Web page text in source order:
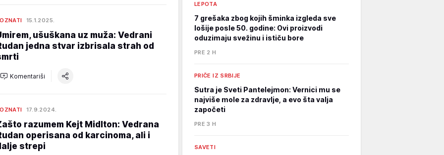
15.1.2025.
ušuškana uz muža: Vedrani
jedna stvar izbrisala strah od
Komentariši
17.9.2024.
razumem Kejt Midlton: Vedrana
operisana od karcinoma, ali i
strepi
LEPOTA
7 grešaka zbog kojih šminka izgleda sve
lošije posle 50. godine: Ovi proizvodi
oduzimaju svežinu i ističu bore
PRE 2 H
PRIČE IZ SRBIJE
Sutra je Sveti Pantelejmon: Vernici mu se
najviše mole za zdravlje, a evo šta valja
započeti
PRE 3 H
SAVETI